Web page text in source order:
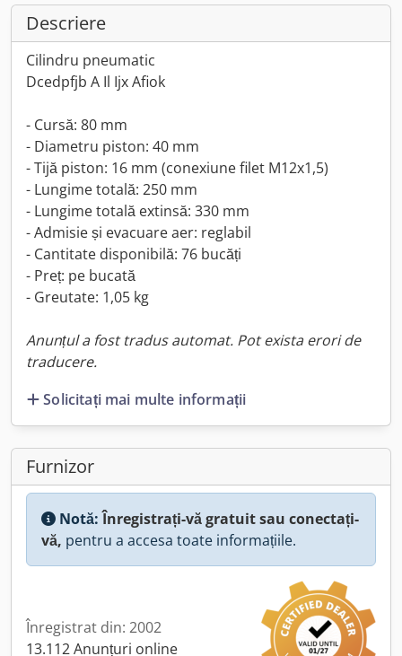
Descriere
Cilindru pneumatic
Dcedpfjb A Il Ijx Afiok
- Cursă: 80 mm
- Diametru piston: 40 mm
- Tijă piston: 16 mm (conexiune filet M12x1,5)
- Lungime totală: 250 mm
- Lungime totală extinsă: 330 mm
- Admisie și evacuare aer: reglabil
- Cantitate disponibilă: 76 bucăți
- Preț: pe bucată
- Greutate: 1,05 kg
Anunțul a fost tradus automat. Pot exista erori de
traducere.
Solicitați mai multe informații
Furnizor
Notă:Înregistrați-vă gratuit sau conectați-
vă, pentru a accesa toate informațiile.
Înregistrat din: 2002
13.112 Anunțuri online